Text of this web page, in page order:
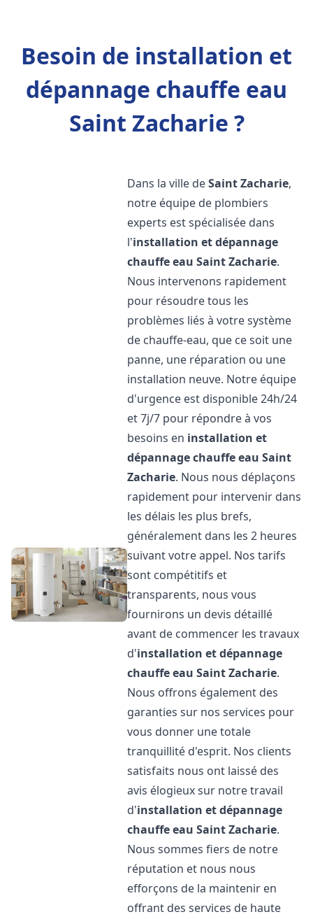
Besoin de installation et
dépannage chauffe eau
Saint Zacharie ?
Dans la ville deSaint Zacharie,
notre équipe de plombiers
experts est spécialisée dans
l'installation et dépannage
chauffe eau Saint Zacharie.
Nous intervenons rapidement
pour résoudre tous les
problèmes liés à votre système
de chauffe-eau, que ce soit une
panne, une réparation ou une
installation neuve. Notre équipe
d'urgence est disponible 24h/24
et 7j/7 pour répondre à vos
besoins en installation et
dépannage chauffe eau Saint
Zacharie. Nous nous déplaçons
rapidement pour intervenir dans
les délais les plus brefs,
généralement dans les 2 heures
suivant votre appel. Nos tarifs
sont compétitifs et
transparents, nous vous
fournirons un devis détaillé
avant de commencer les travaux
d'installation et dépannage
chauffe eau Saint Zacharie.
Nous offrons également des
garanties sur nos services pour
vous donner une totale
tranquillité d'esprit. Nos clients
satisfaits nous ont laissé des
avis élogieux sur notre travail
d'installation et dépannage
chauffe eau Saint Zacharie.
Nous sommes fiers de notre
réputation et nous nous
efforçons de la maintenir en
offrant des services de haute